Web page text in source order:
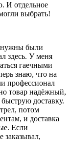
И отдельное
выбрать!
нужны были
здесь. У меня
гаечными
знаю, что на
профессионал
товар надёжный,
доставку.
потом
и доставка
Если
заказывал,